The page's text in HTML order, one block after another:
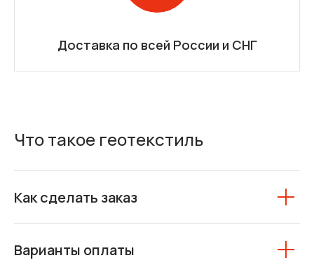
Доставка по всей России и СНГ
Что такое геотекстиль
Как сделать заказ
Варианты оплаты